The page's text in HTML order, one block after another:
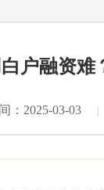
户融资难
：2025-03-03 |